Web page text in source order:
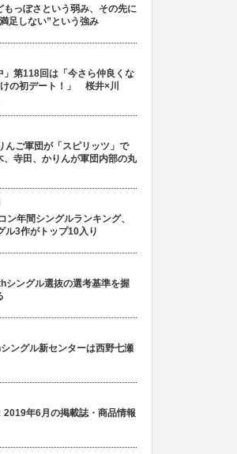
もっぽさという弱み、その先に
足しない”という強み
」第118回は「今さら仲良くな
の初デート！」 桜井×川
んご軍団が「スピリッツ」で
、寺田、かりんが軍団内部の丸
ン年間シングルランキング、
ル3作がトップ10入り
シングル選抜の選考基準を握
ングル新センターは西野七瀬
2019年6月の掲載誌・商品情報